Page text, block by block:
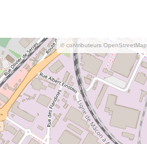
© contributeurs OpenStreetMap